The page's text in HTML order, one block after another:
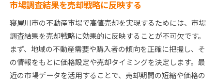
市場調査結果を売却戦略に反映する
寝屋川市の不動産市場で高値売却を実現するためには、市場
調査結果を売却戦略に効果的に反映することが不可欠です。
まず、地域の不動産需要や購入者の傾向を正確に把握し、そ
の情報をもとに価格設定や売却タイミングを決定します。最
近の市場データを活用することで、売却期間の短縮や価格の